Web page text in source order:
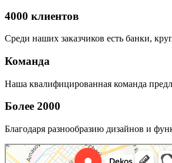
4000 клиентов
Среди наших заказчиков есть банки,
Команда
Наша квалифицированная команда
Более 2000
Благодаря разнообразию дизайнов и